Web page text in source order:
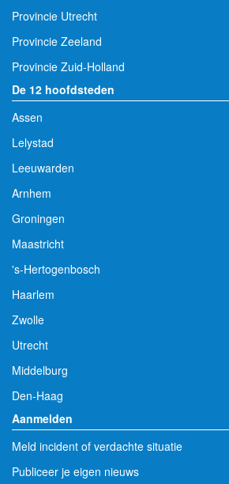
Provincie Utrecht
Provincie Zeeland
Provincie Zuid-Holland
De 12 hoofdsteden
Assen
Lelystad
Leeuwarden
Arnhem
Groningen
Maastricht
's-Hertogenbosch
Haarlem
Zwolle
Utrecht
Middelburg
Den-Haag
Aanmelden
Meld incident of verdachte situatie
Publiceer je eigen nieuws